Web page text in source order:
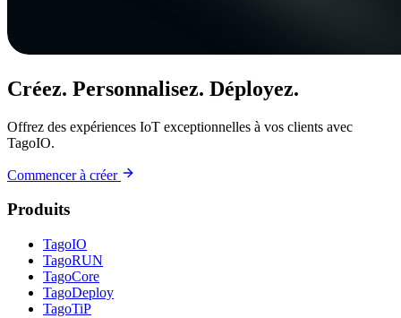
Créez. Personnalisez. Déployez.
Offrez des expériences IoT exceptionnelles à vos clients avec
TagoIO.
Commencer à créer
Produits
TagoIO
TagoRUN
TagoCore
TagoDeploy
TagoTiP